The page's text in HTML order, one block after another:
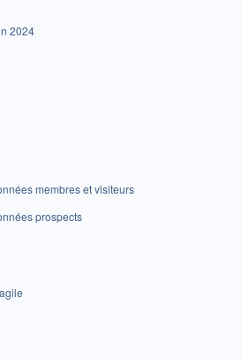
2024
membres et visiteurs
prospects